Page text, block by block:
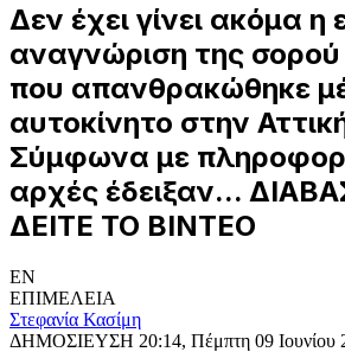
Δεν έχει γίνει ακόμα η
αναγνώριση της
που απανθρακώθηκε
αυτοκίνητο στην
Σύμφωνα με
αρχές έδειξαν...
ΔΕΙΤΕ ΤΟ ΒΙΝΤΕΟ
EN
ΕΠΙΜΕΛΕΙΑ
Στεφανία Κασίμη
ΔΗΜΟΣΙΕΥΣΗ 20:14, Πέμπτη 09 Ιουνίου